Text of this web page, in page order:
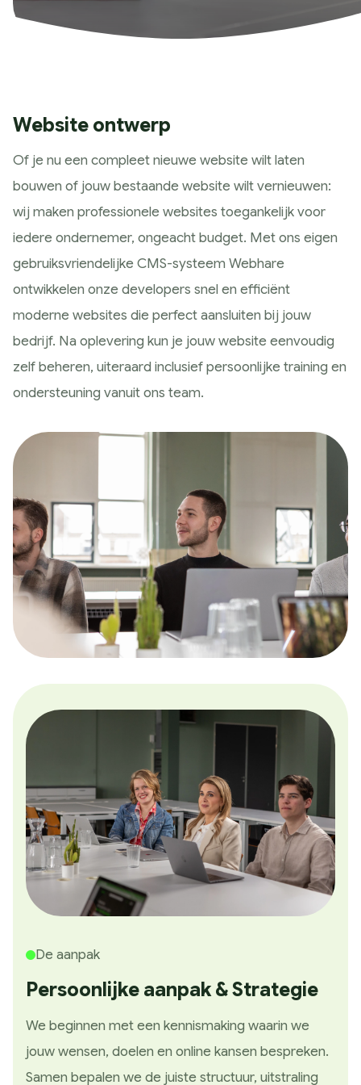
Wat wij doen
Koers bepalen
Meting & Analyse
Ontwerp
Huisstijl ontwerp
Website ontwerp
App ontwerp
Campagne design
Presteren
SEO & GEO
Google Analytics
Conversie en optimalisatie
Marketing technologie
Data gedreven
Samen Groeien
Succesverhalen
Blogs
Hulp nodig?
Website ontwerp
Of je nu een compleet nieuwe website wilt laten
bouwen of jouw bestaande website wilt vernieuwen:
wij maken professionele websites toegankelijk voor
iedere ondernemer, ongeacht budget. Met ons eigen
gebruiksvriendelijke CMS-systeem Webhare
ontwikkelen onze developers snel en efficiënt
moderne websites die perfect aansluiten bij jouw
bedrijf. Na oplevering kun je jouw website eenvoudig
zelf beheren, uiteraard inclusief persoonlijke training en
ondersteuning vanuit ons team.
De aanpak
Persoonlijke aanpak & Strategie
We beginnen met een kennismaking waarin we
jouw wensen, doelen en online kansen bespreken.
Samen bepalen we de juiste structuur, uitstraling